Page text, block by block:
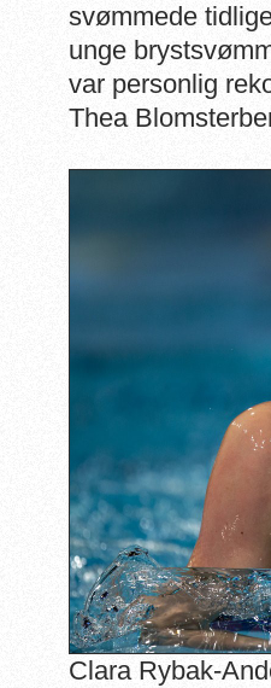
svømmede
unge
var personlig
Thea
Clara Rybak-